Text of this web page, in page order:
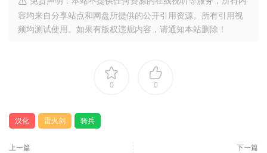
容均来自分享站点和网盘所提供的公开引用资源。所有引用视
频均测试使用。如果有版权违规内容，请通知本站删除！
0 0
汉化 雷火剑 骑兵
上一篇 下一篇